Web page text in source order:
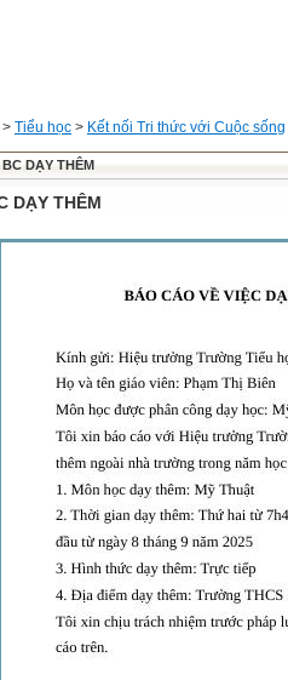
> Tiểu học > Kết nối Tri thức với Cuộc sống
BC DẠY THÊM
DẠY THÊM